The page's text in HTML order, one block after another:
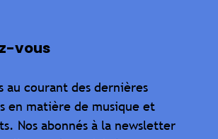
vous
au courant des dernières
en matière de musique et
Nos abonnés à la newsletter